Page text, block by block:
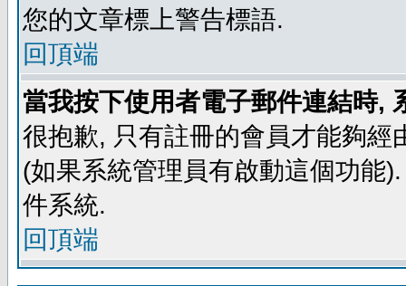
您的文章標上警告標語.
回頂端
當我按下使用者電子郵件連結時,
很抱歉, 只有註冊的會員才能夠
(如果系統管理員有啟動這個功能
件系統.
回頂端